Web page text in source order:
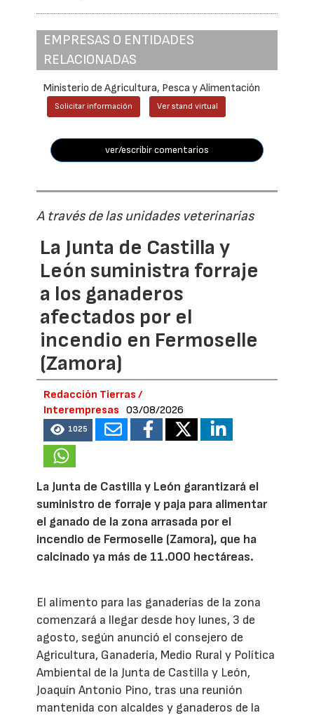
EMPRESAS O ENTIDADES
RELACIONADAS
Ministerio de Agricultura, Pesca y Alimentación
Solicitar información Ver stand virtual
ver/escribir comentarios
A través de las unidades veterinarias
La Junta de Castilla y
León suministra forraje
a los ganaderos
afectados por el
incendio en Fermoselle
(Zamora)
Redacción Tierras /
Interempresas
03/08/2026
1025
La Junta de Castilla y León garantizará el
suministro de forraje y paja para alimentar
el ganado de la zona arrasada por el
incendio de Fermoselle (Zamora), que ha
calcinado ya más de 11.000 hectáreas.
El alimento para las ganaderías de la zona
comenzará a llegar desde hoy lunes, 3 de
agosto, según anunció el consejero de
Agricultura, Ganadería, Medio Rural y Política
Ambiental de la Junta de Castilla y León,
Joaquín Antonio Pino, tras una reunión
mantenida con alcaldes y ganaderos de la